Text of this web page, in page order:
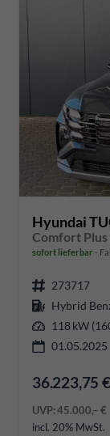
Hyundai
sofort lieferbar
273717
Hybrid
118 kW
01.05.2025
36.223,75 €
UVP:45.000,– €
incl. 20% MwSt.